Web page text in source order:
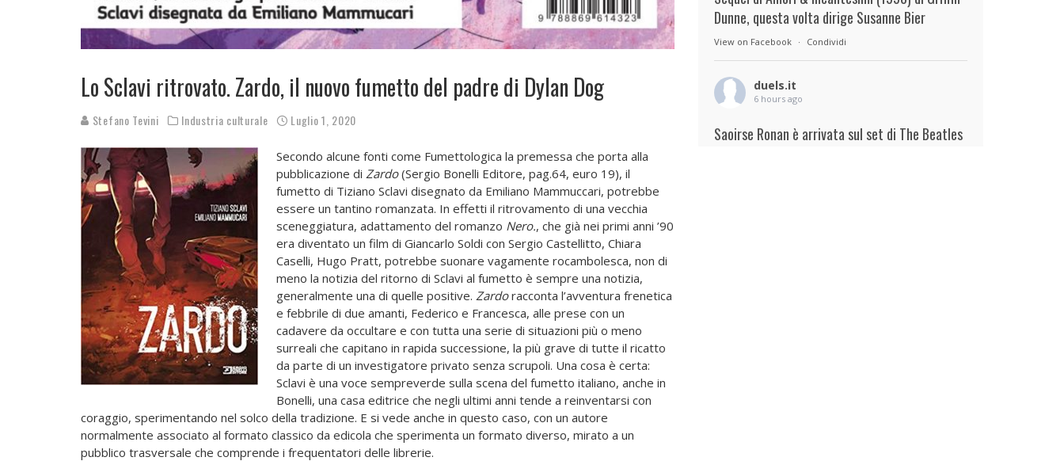
Lo Sclavi ritrovato. Zardo, il nuovo fumetto del padre di Dylan Dog
Stefano Tevini Industria culturale Luglio 1, 2020
Secondo alcune fonti come Fumettologica la premessa che porta alla
pubblicazione di Zardo(Sergio Bonelli Editore, pag.64, euro 19), il
fumetto di Tiziano Sclavi disegnato da Emiliano Mammuccari, potrebbe
essere un tantino romanzata. In effetti il ritrovamento di una vecchia
sceneggiatura, adattamento del romanzo Nero., che già nei primi anni ’90
era diventato un film di Giancarlo Soldi con Sergio Castellitto, Chiara
Caselli, Hugo Pratt, potrebbe suonare vagamente rocambolesca, non di
meno la notizia del ritorno di Sclavi al fumetto è sempre una notizia,
generalmente una di quelle positive. Zardoracconta l’avventura frenetica
e febbrile di due amanti, Federico e Francesca, alle prese con un
cadavere da occultare e con tutta una serie di situazioni più o meno
surreali che capitano in rapida successione, la più grave di tutte il ricatto
da parte di un investigatore privato senza scrupoli. Una cosa è certa:
Sclavi è una voce sempreverde sulla scena del fumetto italiano, anche in
Bonelli, una casa editrice che negli ultimi anni tende a reinventarsi con
coraggio, sperimentando nel solco della tradizione. E si vede anche in questo caso, con un autore
normalmente associato al formato classico da edicola che sperimenta un formato diverso, mirato a un
pubblico trasversale che comprende i frequentatori delle librerie.
Dunne, questa volta dirige Susanne Bier
View on Facebook · Condividi
duels.it
6 hours ago
Saoirse Ronan è arrivata sul set di The Beatles